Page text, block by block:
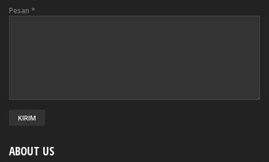
Pesan *
ABOUT US